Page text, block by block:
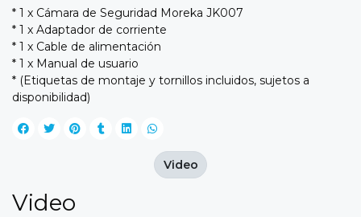
* 1 x Cámara de Seguridad Moreka JK007
* 1 x Adaptador de corriente
* 1 x Cable de alimentación
* 1 x Manual de usuario
* (Etiquetas de montaje y tornillos incluidos, sujetos a
disponibilidad)
Video
Video